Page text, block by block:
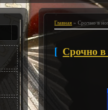
Главная »Срочно в
[ Срочно